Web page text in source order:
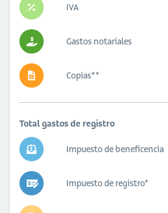
IVA
Gastos notariales
Copias**
Total gastos de registro
Impuesto de beneficencia
Impuesto de registro*